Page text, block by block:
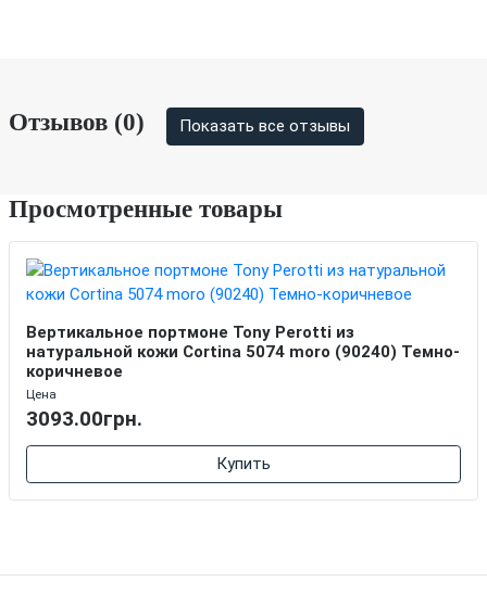
Отзывов (0) Показать все отзывы
Просмотренные товары
Вертикальное портмоне Tony Perotti из
натуральной кожи Cortina 5074 moro (90240) Темно-
коричневое
Цена
3093.00грн.
Купить